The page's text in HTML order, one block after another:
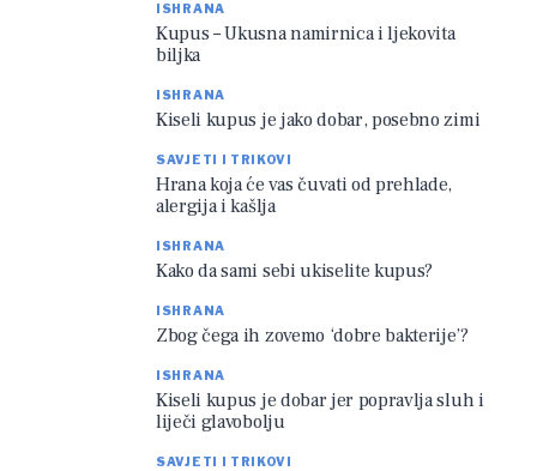
ISHRANA
Kupus – Ukusna namirnica i ljekovita
biljka
ISHRANA
Kiseli kupus je jako dobar, posebno zimi
SAVJETI I TRIKOVI
Hrana koja će vas čuvati od prehlade,
alergija i kašlja
ISHRANA
Kako da sami sebi ukiselite kupus?
ISHRANA
Zbog čega ih zovemo ‘dobre bakterije’?
ISHRANA
Kiseli kupus je dobar jer popravlja sluh i
liječi glavobolju
SAVJETI I TRIKOVI